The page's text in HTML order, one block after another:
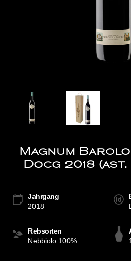
Magnum Barolo
Docg 2018
Jahrgang
2018
Rebsorten
Nebbiolo 100%